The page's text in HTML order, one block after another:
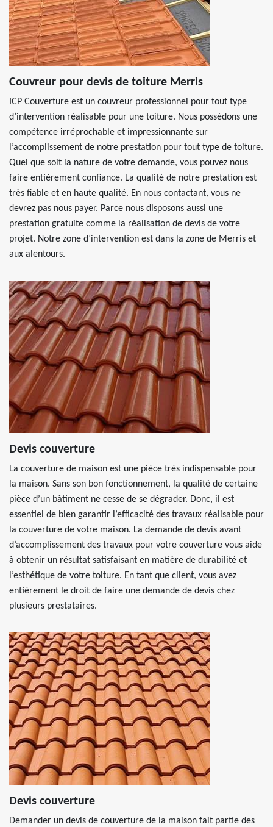
Couvreur pour devis de toiture Merris
ICP Couverture est un couvreur professionnel pour tout type
d’intervention réalisable pour une toiture. Nous possédons une
compétence irréprochable et impressionnante sur
l’accomplissement de notre prestation pour tout type de toiture.
Quel que soit la nature de votre demande, vous pouvez nous
faire entièrement confiance. La qualité de notre prestation est
très fiable et en haute qualité. En nous contactant, vous ne
devrez pas nous payer. Parce nous disposons aussi une
prestation gratuite comme la réalisation de devis de votre
projet. Notre zone d’intervention est dans la zone de Merris et
aux alentours.
Devis couverture
La couverture de maison est une pièce très indispensable pour
la maison. Sans son bon fonctionnement, la qualité de certaine
pièce d’un bâtiment ne cesse de se dégrader. Donc, il est
essentiel de bien garantir l’efficacité des travaux réalisable pour
la couverture de votre maison. La demande de devis avant
d’accomplissement des travaux pour votre couverture vous aide
à obtenir un résultat satisfaisant en matière de durabilité et
l’esthétique de votre toiture. En tant que client, vous avez
entièrement le droit de faire une demande de devis chez
plusieurs prestataires.
Devis couverture
Demander un devis de couverture de la maison fait partie des